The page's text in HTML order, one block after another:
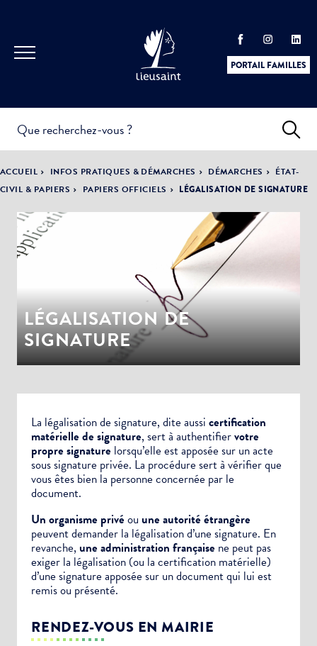
PORTAIL FAMILLES
PRATIQUES &
DÉMARCHES
ACTUALITÉS &
ÉVÈNEMENTS
DÉMOCRATIE
PARTICIPATIVE
ACCUEIL INFOS PRATIQUES & DÉMARCHES DÉMARCHES
ÉTAT-
CIVIL & PAPIERS
PAPIERS OFFICIELS LÉGALISATION DE SIGNATURE
LÉGALISATION DE
SIGNATURE
La légalisation de signature, dite aussi certification
matérielle de signature, sert à authentifiervotre
propre signature lorsqu’elle est apposée sur unacte
sous signature privée. La procédure sert à vérifier que
vous êtes bien la personne concernée par le
document.
Un organisme privéou une autorité étrangère
peuvent demander la légalisation d’une signature. En
revanche, une administration française ne peut pas
exiger la légalisation (ou la certification matérielle)
d’une signature apposée sur un document qui lui est
remis ou présenté.
RENDEZ-VOUS EN MAIRIE